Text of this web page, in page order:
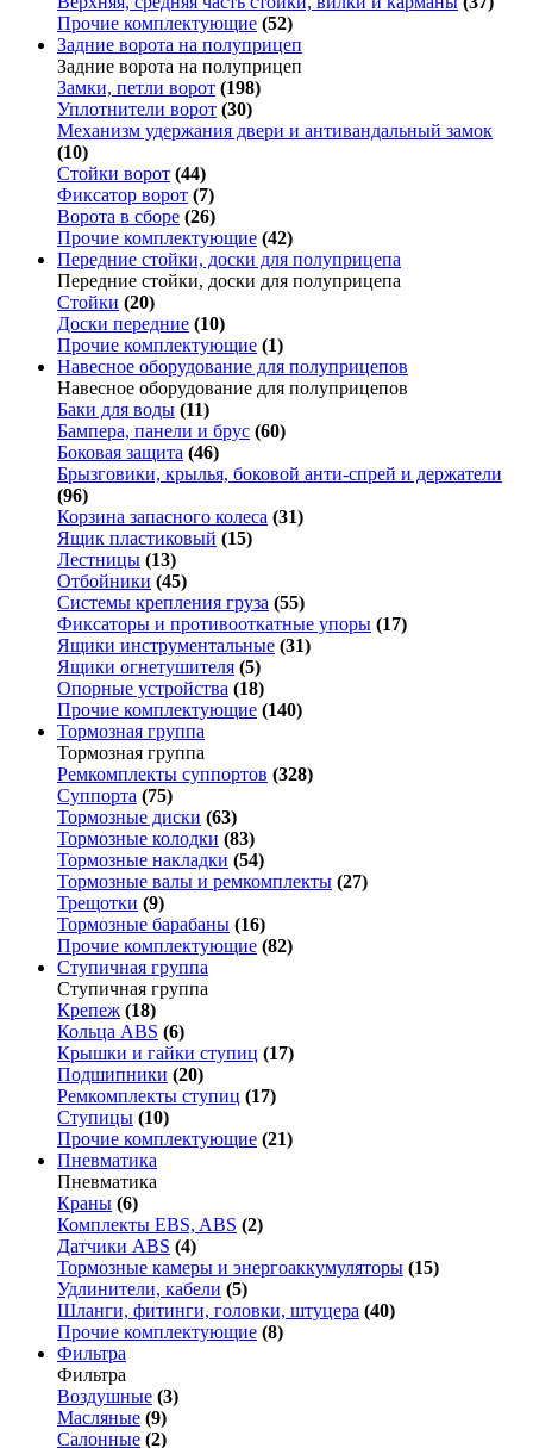
Прочие комплектующие (52)
Задние ворота на полуприцеп
Задние ворота на полуприцеп
Замки, петли ворот (198)
Уплотнители ворот (30)
Механизм удержания двери и антивандальный замок
(10)
Стойки ворот (44)
Фиксатор ворот (7)
Ворота в сборе (26)
Прочие комплектующие (42)
Передние стойки, доски для полуприцепа
Передние стойки, доски для полуприцепа
Стойки (20)
Доски передние (10)
Прочие комплектующие (1)
Навесное оборудование для полуприцепов
Навесное оборудование для полуприцепов
Баки для воды (11)
Бампера, панели и брус (60)
Боковая защита (46)
Брызговики, крылья, боковой анти-спрей и держатели
(96)
Корзина запасного колеса (31)
Ящик пластиковый (15)
Лестницы (13)
Отбойники (45)
Системы крепления груза (55)
Фиксаторы и противооткатные упоры (17)
Ящики инструментальные (31)
Ящики огнетушителя (5)
Опорные устройства (18)
Прочие комплектующие (140)
Тормозная группа
Тормозная группа
Ремкомплекты суппортов (328)
Суппорта (75)
Тормозные диски (63)
Тормозные колодки (83)
Тормозные накладки (54)
Тормозные валы и ремкомплекты (27)
Трещотки (9)
Тормозные барабаны (16)
Прочие комплектующие (82)
Ступичная группа
Ступичная группа
Крепеж (18)
Кольца ABS (6)
Крышки и гайки ступиц (17)
Подшипники (20)
Ремкомплекты ступиц (17)
Ступицы (10)
Прочие комплектующие (21)
Пневматика
Пневматика
Краны (6)
Комплекты EBS, ABS (2)
Датчики ABS (4)
Тормозные камеры и энергоаккумуляторы (15)
Удлинители, кабели (5)
Шланги, фитинги, головки, штуцера (40)
Прочие комплектующие (8)
Фильтра
Фильтра
Воздушные (3)
Масляные (9)
Салонные (2)